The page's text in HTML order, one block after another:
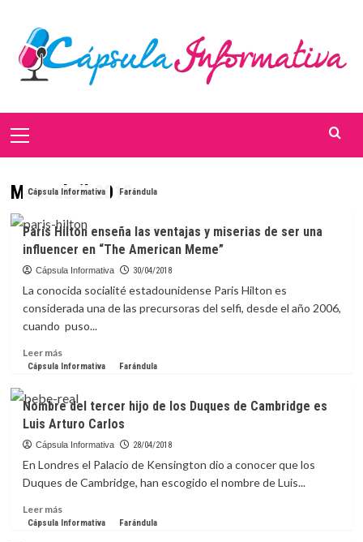
contenido
Menú
Mes:abril 2018
Cápsula Informativa Farándula
Paris Hilton enseña las ventajas y miserias de ser una
influencer en “The American Meme”
Cápsula Informativa 30/04/2018
La conocida socialité estadounidense Paris Hilton es
considerada una de las precursoras del selfi, desde el año 2006,
cuando puso...
Leer másLeer
más
Paris
Hilton
enseña
las
ventajas
miserias
ser
Cápsula Informativa Farándula
Nombre del tercer hijo de los Duques de Cambridge es
Luis Arturo Carlos
Cápsula Informativa 28/04/2018
En Londres el Palacio de Kensington dio a conocer que los
Duques de Cambridge, han escogido el nombre de Luis...
Leer másLeer
más
Cápsula Informativa Farándula